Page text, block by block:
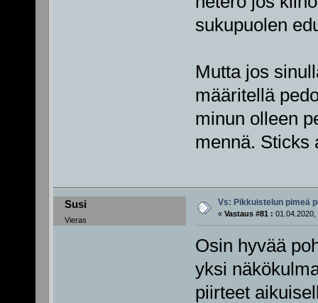
sukupuolen
Mutta jos
määritellä
minun olleen
mennä. Sticks
Susi
Vieras
Vs: Pikkuistelun pimeä
« Vastaus #81 : 01.04.2020,
Osin hyvää
yksi
piirteet